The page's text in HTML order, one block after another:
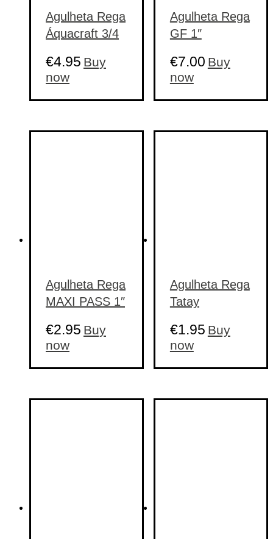
Agulheta Rega
Áquacraft 3/4
€4.95 Buy
now
Agulheta Rega
GF 1″
€7.00 Buy
now
Agulheta Rega
MAXI PASS 1″
€2.95 Buy
now
Agulheta Rega
Tatay
€1.95 Buy
now